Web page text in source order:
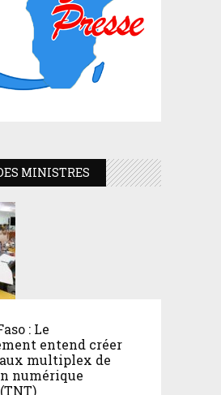
MINISTRES
: Le
entend créer
multiplex de
numérique